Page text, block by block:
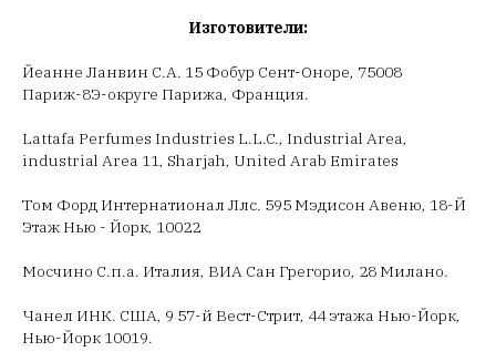
Изготовители:
Йеанне Ланвин С.А. 15 Фобур Сент-Оноре, 75008
Париж-8Э-округе Парижа, Франция.
Lattafa Perfumes Industries L.L.C., Industrial Area,
industrial Area 11, Sharjah, United Arab Emirates
Том Форд Интернатионал Ллс. 595 Мэдисон Авеню, 18-Й
Этаж Нью - Йорк, 10022
Мосчино С.п.а. Италия, ВИА Сан Грегорио, 28 Милано.
Чанел ИНК. США, 9 57-й Вест-Стрит, 44 этажа Нью-Йорк,
Нью-Йорк 10019.